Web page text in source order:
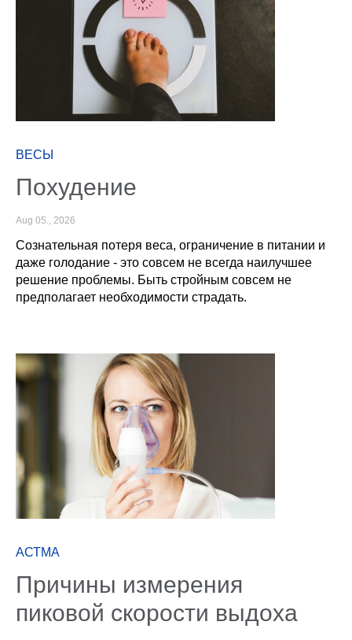
ВЕСЫ
Похудение
Aug 05., 2026
Сознательная потеря веса, ограничение в питании и
даже голодание - это совсем не всегда наилучшее
решение проблемы. Быть стройным совсем не
предполагает необходимости страдать.
АСТМА
Причины измерения
пиковой скорости выдоха